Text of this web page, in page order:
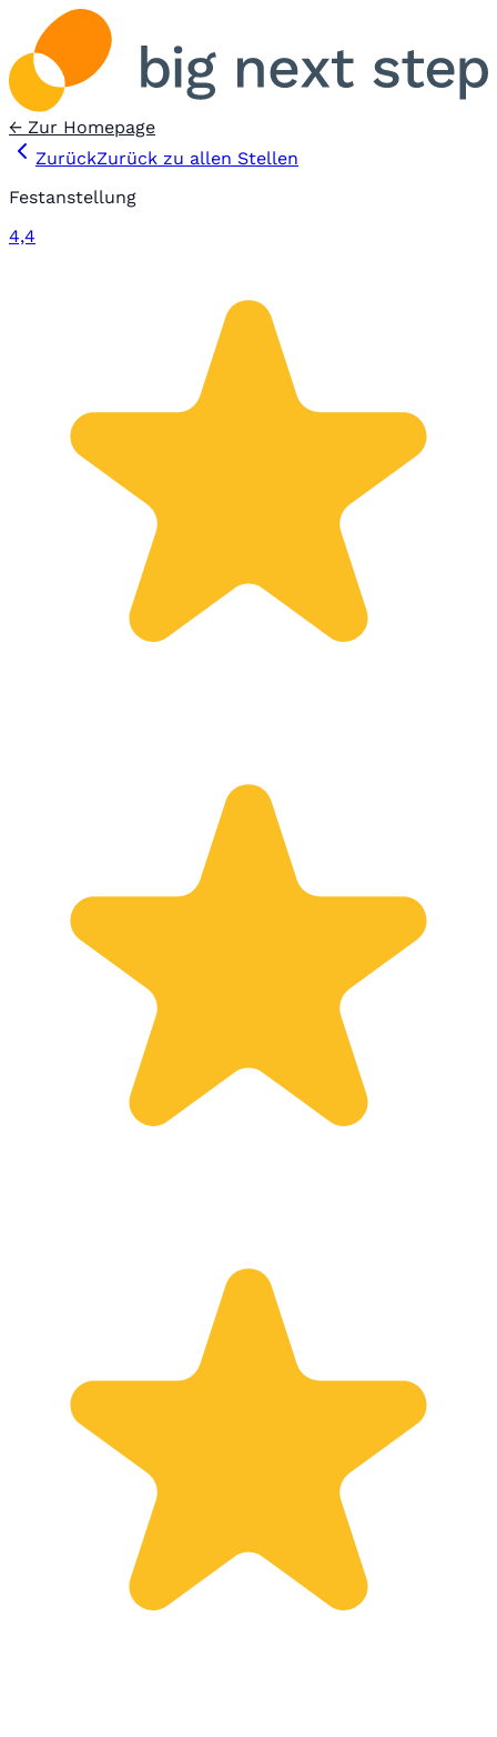
← Zur Homepage
ZurückZurück zu allen Stellen
Festanstellung
4,4